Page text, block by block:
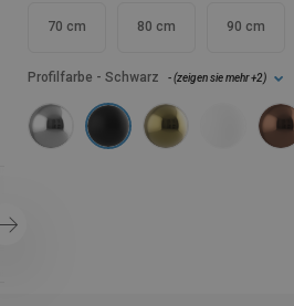
Profilfarbe - Schwarz - (zeigen sie mehr+2)
70 cm 80 cm 90 cm